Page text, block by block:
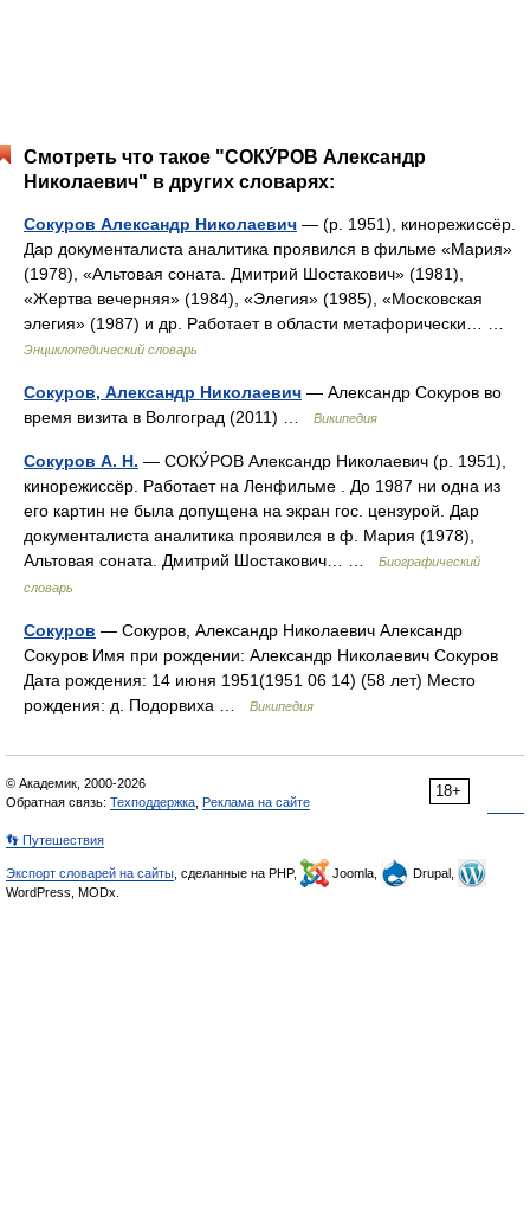
Смотреть что такое "СОКУ́РОВ Александр
Николаевич" в других словарях:
Сокуров Александр Николаевич — (р. 1951), кинорежиссёр.
Дар документалиста аналитика проявился в фильме «Мария»
(1978), «Альтовая соната. Дмитрий Шостакович» (1981),
«Жертва вечерняя» (1984), «Элегия» (1985), «Московская
элегия» (1987) и др. Работает в области метафорически… …
Энциклопедический словарь
Сокуров, Александр Николаевич — Александр Сокуров во
время визита в Волгоград (2011) …
Википедия
Сокуров А. Н. — СОКУ́РОВ Александр Николаевич (р. 1951),
кинорежиссёр. Работает на Ленфильме . До 1987 ни одна из
его картин не была допущена на экран гос. цензурой. Дар
документалиста аналитика проявился в ф. Мария (1978),
Альтовая соната. Дмитрий Шостакович… …
Биографический
словарь
Сокуров — Сокуров, Александр Николаевич Александр
Сокуров Имя при рождении: Александр Николаевич Сокуров
Дата рождения: 14 июня 1951(1951 06 14) (58 лет) Место
рождения: д. Подорвиха …
Википедия
18+
© Академик, 2000-2026
Обратная связь: Техподдержка Реклама на сайте
👣 Путешествия
Экспорт словарей на сайты , сделанные на PHP, Joomla,
Drupal,
WordPress, MODx.